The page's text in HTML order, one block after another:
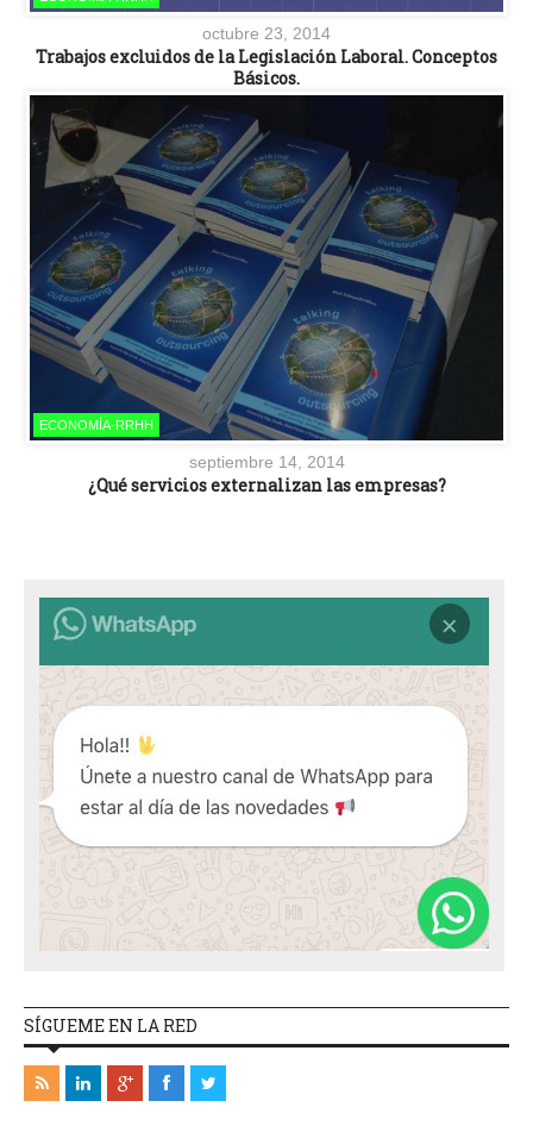
octubre 23, 2014
Trabajos excluidos de la Legislación Laboral. Conceptos
Básicos.
ECONOMÍA-RRHH
septiembre 14, 2014
¿Qué servicios externalizan las empresas?
SÍGUEME EN LA RED